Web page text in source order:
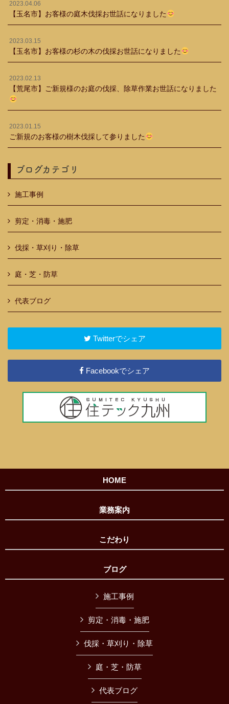
2023.04.06
【玉名市】お客様の庭木伐採お世話になりました
2023.03.15
【玉名市】お客様の杉の木の伐採お世話になりました
2023.02.13
【荒尾市】ご新規様のお庭の伐採、除草作業お世話になりました
2023.01.15
ご新規のお客様の樹木伐採して参りました
ブログカテゴリ
施工事例
剪定・消毒・施肥
伐採・草刈り・除草
庭・芝・防草
代表ブログ
Twitterでシェア
Facebookでシェア
HOME
業務案内
こだわり
ブログ
施工事例
剪定・消毒・施肥
伐採・草刈り・除草
庭・芝・防草
代表ブログ